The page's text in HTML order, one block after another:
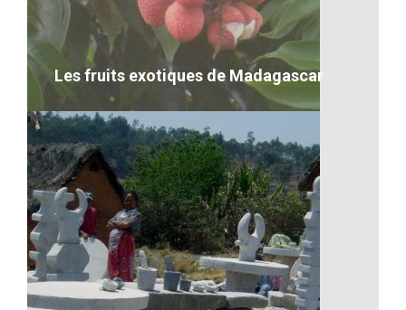
VOIR LE DÉTAIL
Les fruits exotiques de Madagascar